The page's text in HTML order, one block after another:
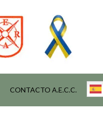
CONTACTO A.E.C.C.